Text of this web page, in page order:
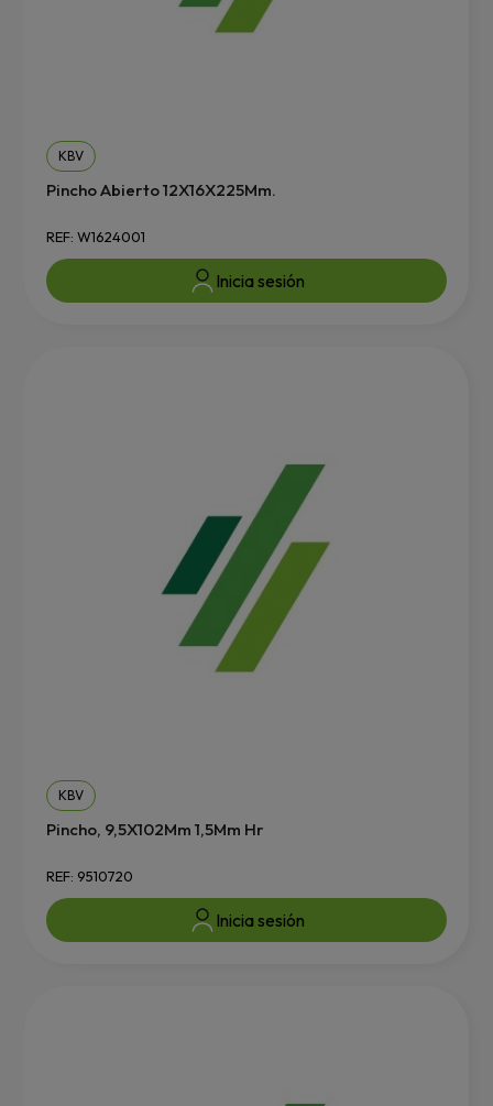
KBV
Pincho Abierto 12X16X225Mm.
REF: W1624001
Inicia sesión
KBV
Pincho, 9,5X102Mm 1,5Mm Hr
REF: 9510720
Inicia sesión